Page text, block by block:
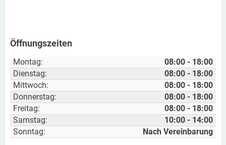
Öffnungszeiten
Montag:
08:00 - 18:00
Dienstag:
08:00 - 18:00
Mittwoch:
08:00 - 18:00
Donnerstag:
08:00 - 18:00
Freitag:
08:00 - 18:00
Samstag:
10:00 - 14:00
Sonntag:
Nach Vereinbarung